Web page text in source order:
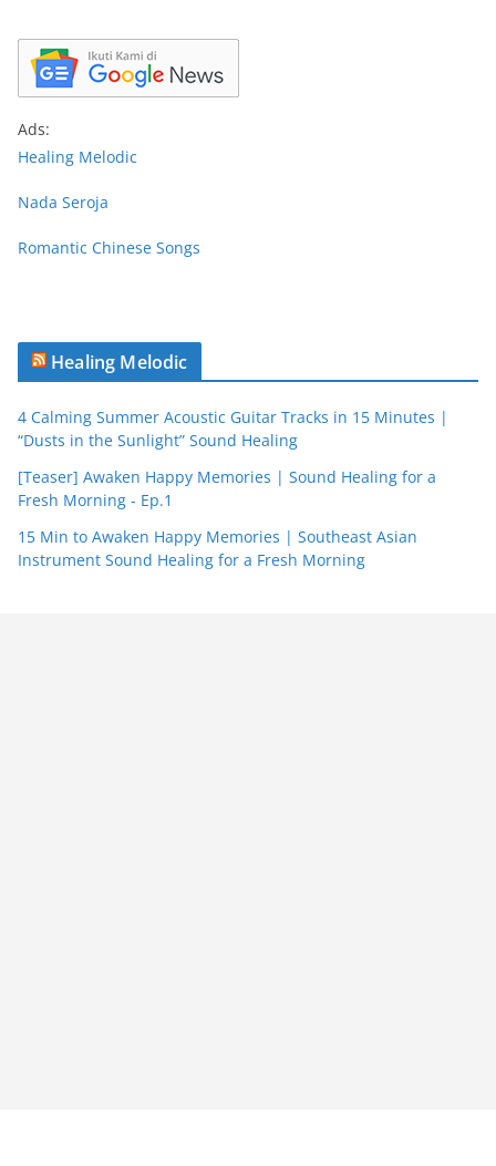
Ads:
Healing Melodic
Nada Seroja
Romantic Chinese Songs
Healing Melodic
4 Calming Summer Acoustic Guitar Tracks in 15 Minutes |
“Dusts in the Sunlight” Sound Healing
[Teaser] Awaken Happy Memories | Sound Healing for a
Fresh Morning - Ep.1
15 Min to Awaken Happy Memories | Southeast Asian
Instrument Sound Healing for a Fresh Morning